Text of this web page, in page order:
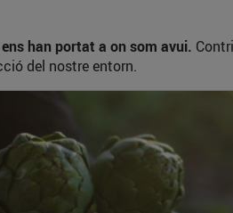
han portat a on som avui.
del nostre entorn.